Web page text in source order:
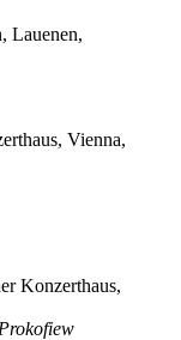
Lauenen,
Vienna,
Konzerthaus,